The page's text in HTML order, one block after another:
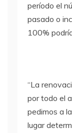
período el
pasado o
100%
“La
por todo el
pedimos a
lugar